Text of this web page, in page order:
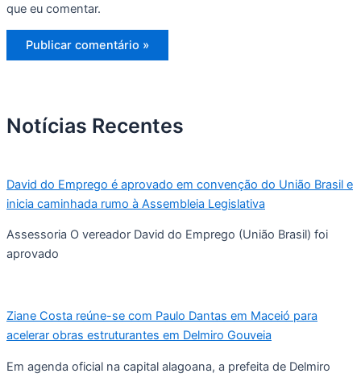
que eu comentar.
Notícias Recentes
David do Emprego é aprovado em convenção do União Brasil e
inicia caminhada rumo à Assembleia Legislativa
Assessoria O vereador David do Emprego (União Brasil) foi
aprovado
Ziane Costa reúne-se com Paulo Dantas em Maceió para
acelerar obras estruturantes em Delmiro Gouveia
Em agenda oficial na capital alagoana, a prefeita de Delmiro